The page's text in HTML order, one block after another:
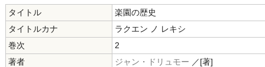
タイトル
楽園の歴史
タイトルカナ
ラクエン ノ レキシ
巻次
2
著者
ジャン・ドリュモー ／[著]